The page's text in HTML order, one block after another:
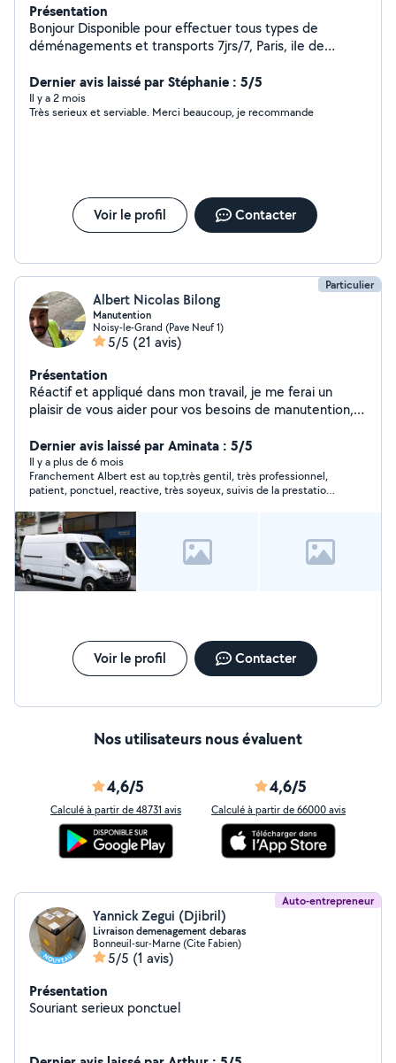
Présentation
Bonjour Disponible pour effectuer tous types de
déménagements et transports 7jrs/7, Paris, iIe de
meubles, cartons, effets personnels, Électroménagers
Déménagement des appartements, studios, maisons et
débarras des caves pour les encombrants Aide au
Dernier avis laissé par Stéphanie : 5/5
Il y a 2 mois
Très serieux et serviable. Merci beaucoup, je recommande
Voir le profil Contacter
Particulier
Albert Nicolas Bilong
Manutention
Noisy-le-Grand (Pave Neuf 1)
5/5 (21 avis)
Présentation
Réactif et appliqué dans mon travail, je me ferai un
plaisir de vous aider pour vos besoins de manutention,
Dernier avis laissé par Aminata : 5/5
Il y a plus de 6 mois
Franchement Albert est au top,très gentil, très professionnel,
patient, ponctuel, reactive, très soyeux, suivis de la prestation.
Voir le profil Contacter
Nos utilisateurs nous évaluent
4,6/5
Calculé à partir de 48731 avis
4,6/5
Calculé à partir de 66000 avis
Auto-entrepreneur
Yannick Zegui (Djibril)
Livraison demenagement debaras
Bonneuil-sur-Marne (Cite Fabien)
5/5 (1 avis)
Présentation
Souriant serieux ponctuel